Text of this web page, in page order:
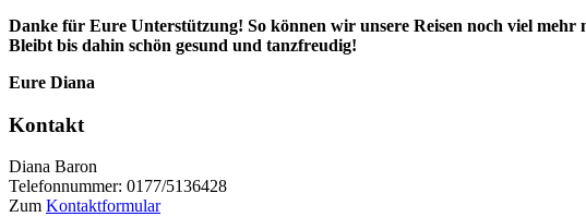
Danke für Eure Unterstützung! So können wir unsere Reisen noch viel mehr
Bleibt bis dahin schön gesund und tanzfreudig!
Eure Diana
Kontakt
Diana Baron
Telefonnummer: 0177/5136428
Zum Kontaktformular